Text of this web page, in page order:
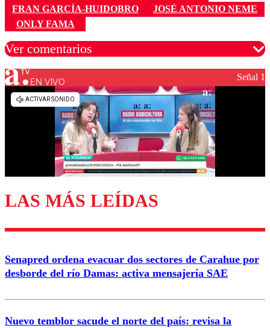
FRAN GARCÍA-HUIDOBRO
JOSÉ ANTONIO NEME
ONLY FAMA
Ver comentarios
Los comentarios son moderados para garantizar un
diálogo respetuoso.
Enviar comentario
EN VIVO Señal 1
LAS MÁS LEÍDAS
Senapred ordena evacuar dos sectores de Carahue por
desborde del río Damas: activa mensajería SAE
Nuevo temblor sacude el norte del país: revisa la